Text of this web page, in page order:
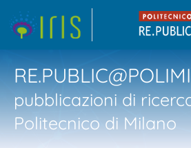
RE.PUBLIC@POLIMI
pubblicazioni di
Politecnico di Milano